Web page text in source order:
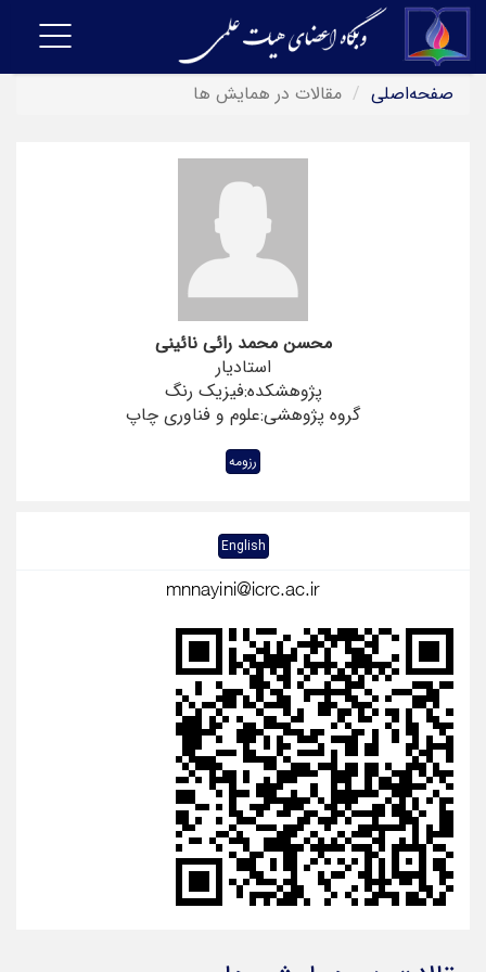
Toggle
صفحه‌اصلی
مقالات در همایش ها
محسن محمد رائی نائینی
استادیار
پژوهشکده:فیزیک رنگ
گروه پژوهشی:علوم و فناوری چاپ
رزومه
English